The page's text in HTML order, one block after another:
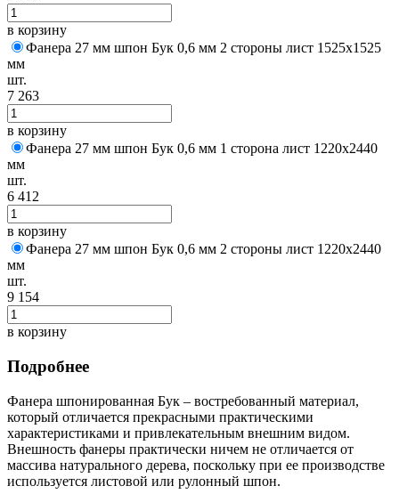
в корзину
Фанера 27 мм шпон Бук 0,6 мм 2 стороны лист 1525х1525
мм
шт.
7 263
в корзину
Фанера 27 мм шпон Бук 0,6 мм 1 сторона лист 1220х2440
мм
шт.
6 412
в корзину
Фанера 27 мм шпон Бук 0,6 мм 2 стороны лист 1220х2440
мм
шт.
9 154
в корзину
Подробнее
Фанера шпонированная Бук – востребованный материал,
который отличается прекрасными практическими
характеристиками и привлекательным внешним видом.
Внешность фанеры практически ничем не отличается от
массива натурального дерева, поскольку при ее производстве
используется листовой или рулонный шпон.